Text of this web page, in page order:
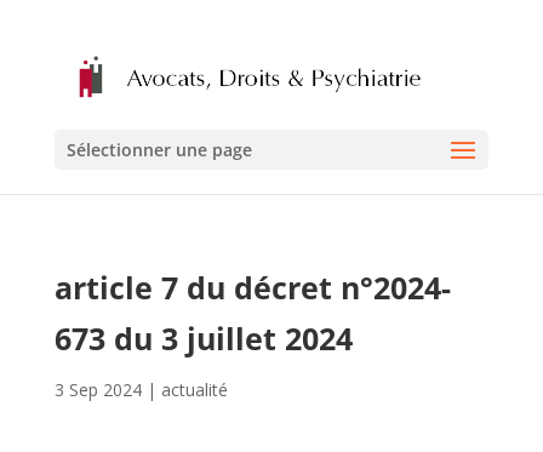
Sélectionner une page
article 7 du décret n°2024-
673 du 3 juillet 2024
3 Sep 2024| actualité